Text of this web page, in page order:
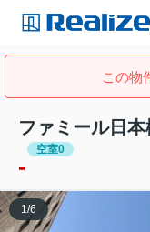
この物
ファミール日
空室0
-
1/6